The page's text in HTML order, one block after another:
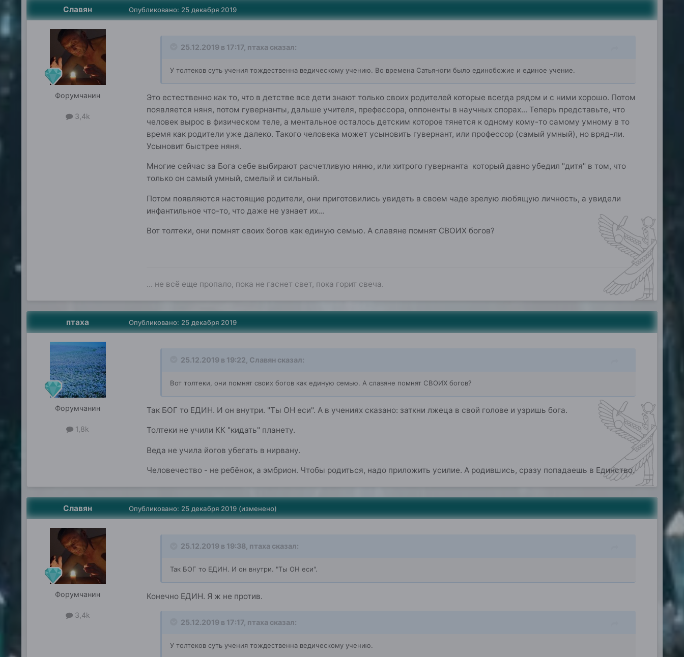
Славян
Форумчанин
3,4k
Опубликовано: 25 декабря 2019
25.12.2019 в 17:17, птаха сказал:
У толтеков суть учения тождественна ведическому учению. Во времена Сатья-юги было единобожие и единое учение.
Это естественно как то, что в детстве все дети знают только своих родителей которые всегда рядом и с ними хорошо. Потом
появляется няня, потом гувернанты, дальше учителя, префессора, оппоненты в научных спорах... Теперь представьте, что
человек вырос в физическом теле, а ментальное осталось детским которое тянется к одному кому-то самому умному в то
время как родители уже далеко. Такого человека может усыновить гувернант, или профессор (самый умный), но вряд-ли.
Усыновит быстрее няня.
Многие сейчас за Бога себе выбирают расчетливую няню, или хитрого гувернанта который давно убедил "дитя" в том, что
только он самый умный, смелый и сильный.
Потом появляются настоящие родители, они приготовились увидеть в своем чаде зрелую любящую личность, а увидели
инфантильное что-то, что даже не узнает их...
Вот толтеки, они помнят своих богов как единую семью. А славяне помнят СВОИХ богов?
... не всё еще пропало, пока не гаснет свет, пока горит свеча.
птаха
Форумчанин
1,8k
Опубликовано: 25 декабря 2019
25.12.2019 в 19:22, Славянсказал:
Вот толтеки, они помнят своих богов как единую семью. А славяне помнят СВОИХ богов?
Так БОГ то ЕДИН. И он внутри. "Ты ОН еси". А в учениях сказано: заткни лжеца в свой голове и узришь бога.
Толтеки не учили КК "кидать" планету.
Веда не учила йогов убегать в нирвану.
Человечество - не ребёнок, а эмбрион. Чтобы родиться, надо приложить усилие. А родившись, сразу попадаешь в Единство.
Славян
Форумчанин
3,4k
Опубликовано: 25 декабря 2019 (изменено)
25.12.2019 в 19:38, птаха сказал:
Так БОГ то ЕДИН. И он внутри. "Ты ОН еси".
Конечно ЕДИН. Я ж не против.
25.12.2019 в 17:17, птаха сказал:
У толтеков суть учения тождественна ведическому учению.